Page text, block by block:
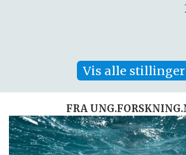
Vis alle stillinger
FRA